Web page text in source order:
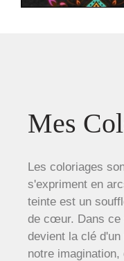
Mes
Les coloriages
s'expriment en
teinte est un
de cœur. Dans ce
devient la clé
notre